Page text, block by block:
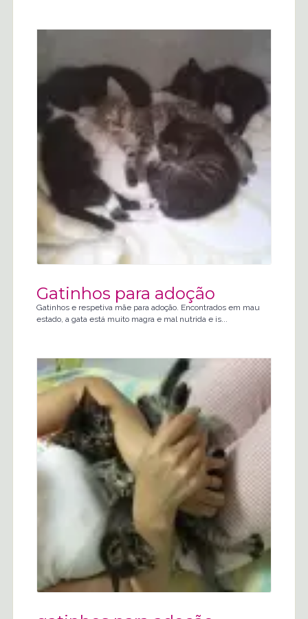
Gatinhos para adoção
Gatinhos e respetiva mãe para adoção. Encontrados em mau
estado, a gata está muito magra e mal nutrida e is...